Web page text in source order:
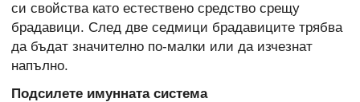
си свойства като естествено средство срещу
брадавици. След две седмици брадавиците трябва
да бъдат значително по-малки или да изчезнат
напълно.
Подсилете имунната система